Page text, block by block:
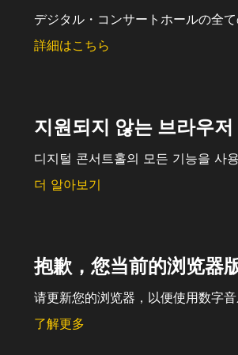
デジタル・コンサートホールの全
詳細はこちら
지원되지 않는 브라우
디지털 콘서트홀의 모든 기능을 사
더 알아보기
抱歉，您当前的浏览器
请更新您的浏览器，以便使用数字音
了解更多